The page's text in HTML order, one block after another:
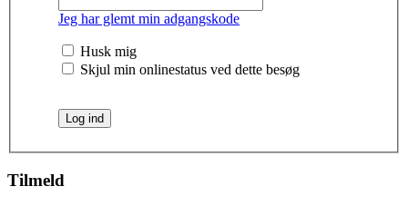
Jeg har glemt min adgangskode
Husk mig
Skjul min onlinestatus ved dette besøg
Tilmeld